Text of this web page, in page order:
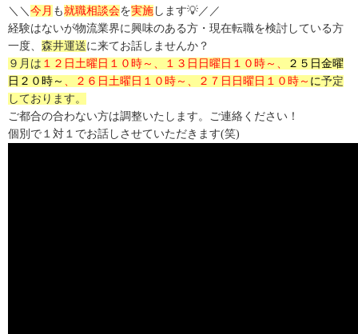
＼＼ 今月 も就職相談会を実施 します💡／ ／
経験はないが物流業界に興味のある方・現在転職を検討している方
一度、 森井運送に来てお話しませんか？
９月は １２日土曜日１０時～、１３日日曜日１０時～、 ２５ 日金曜
日２０時～
、２６日土曜日１０時～、２７日日曜日１０時～ に予定
しております。
ご都合の合わない方は調整いたします。ご連絡ください！
個別で１対１でお話しさせていただきます(笑)